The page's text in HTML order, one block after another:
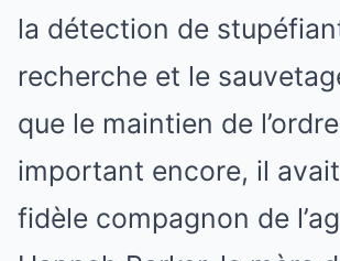
la détection de
recherche et le
que le maintien de
important encore, il
fidèle compagnon de